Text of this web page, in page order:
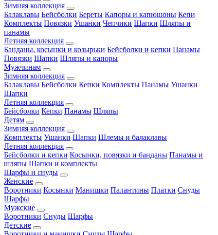
Зимняя коллекция
Балаклавы Бейсболки Береты Капоры и капюшоны Кепи
Комплекты Повязки Ушанки Чепчики Шапки Шляпы и
панамы
Летняя коллекция
Банданы, косынки и козырьки Бейсболки и кепки Панамы
Повязки Шапки Шляпы и капоры
Мужчинам
Зимняя коллекция
Балаклавы Бейсболки Кепки Комплекты Панамы Ушанки
Шапки
Летняя коллекция
Бейсболки Кепки Панамы Шляпы
Детям
Зимняя коллекция
Комплекты Ушанки Шапки Шлемы и балаклавы
Летняя коллекция
Бейсболки и кепки Косынки, повязки и банданы Панамы и
шляпы Шапки и комплекты
Шарфы и снуды
Женские
Воротники Косынки Манишки Палантины Платки Снуды
Шарфы
Мужские
Воротники Снуды Шарфы
Детские